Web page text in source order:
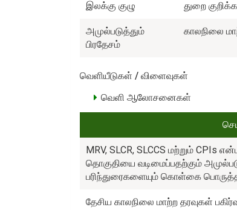
இலக்கு குழு துறை
அமுல்படுத்தும்
பிரதேசம்
காலநிலை
வெளியீடுகள் / விளைவுகள்
வெளி ஆலோசனைகள்
MRV, SLCR, SLCCS மற்றும்
தொகுதியை வடிமைப்பதற்கும்
பரிந்துரைகளையும் கொள்கை
தேசிய காலநிலை மாற்ற தரவுகள்